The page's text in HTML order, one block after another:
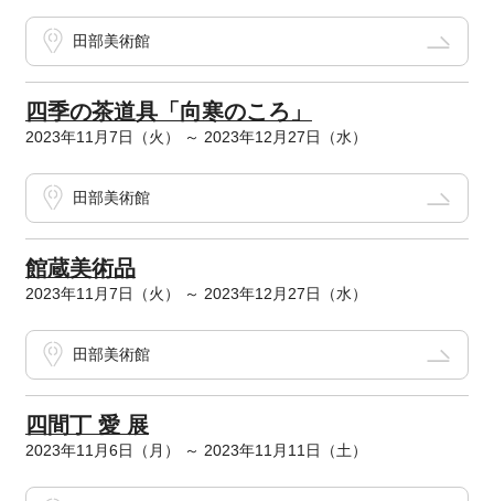
田部美術館
四季の茶道具「向寒のころ」
2023年11月7日（火） ～ 2023年12月27日（水）
田部美術館
館蔵美術品
2023年11月7日（火） ～ 2023年12月27日（水）
田部美術館
四間丁 愛 展
2023年11月6日（月） ～ 2023年11月11日（土）